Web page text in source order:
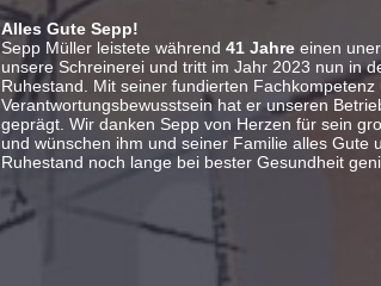
Alles Gute Sepp!
Sepp Müller leistete während 41 Jahre einen
unsere Schreinerei und tritt im Jahr 2023 nun in
Ruhestand. Mit seiner fundierten Fachkompetenz
Verantwortungsbewusstsein hat er unseren
geprägt. Wir danken Sepp von Herzen für sein
und wünschen ihm und seiner Familie alles Gute
Ruhestand noch lange bei bester Gesundheit